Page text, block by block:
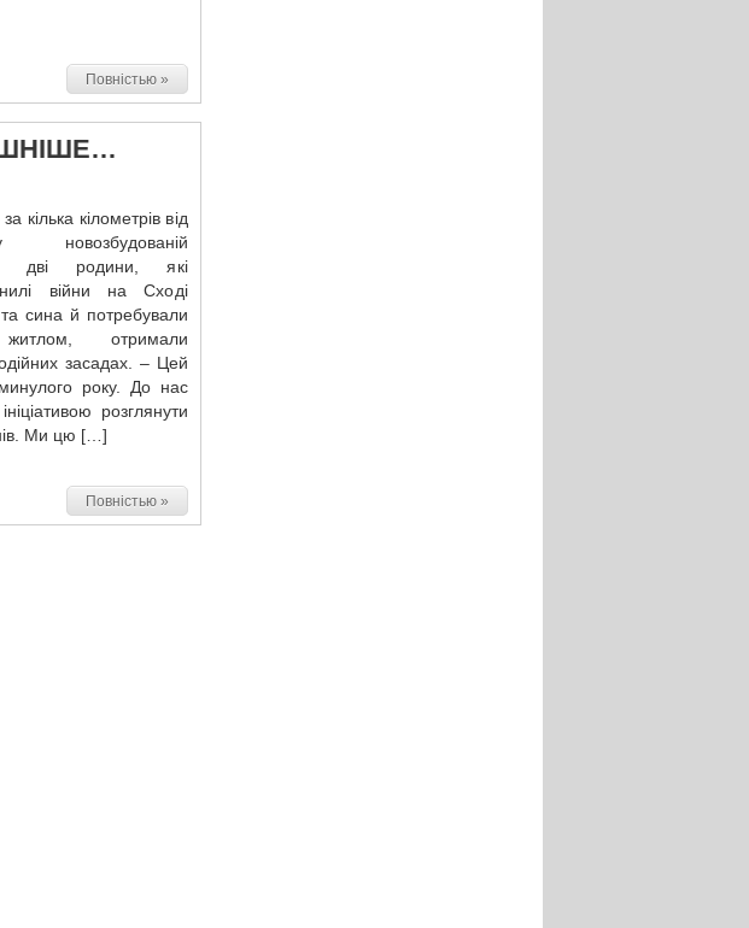
Повністью »
кілька кілометрів від
дві родини, які
війни на Сході
та сина й потребували
житлом, отримали
засадах. – Цей
року. До нас
розглянути
Ми цю […]
Повністью »